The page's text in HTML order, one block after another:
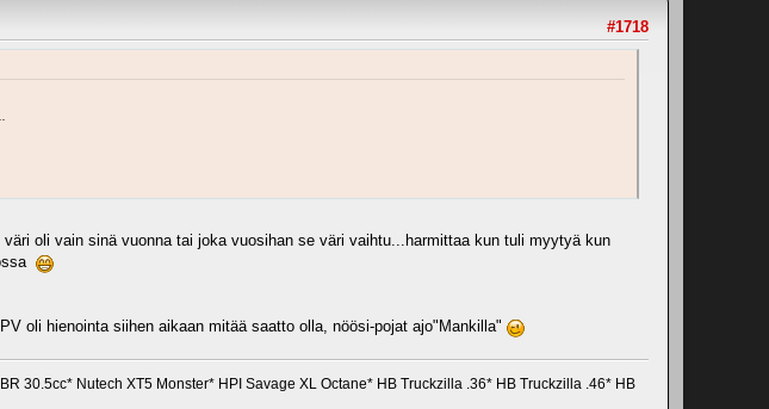
#1718
oli vain sinä vuonna tai joka vuosihan se väri vaihtu...harmittaa kun tuli myytyä kun
oli hienointa siihen aikaan mitää saatto olla, nöösi-pojat ajo"Mankilla"
30.5cc* Nutech XT5 Monster* HPI Savage XL Octane* HB Truckzilla .36* HB Truckzilla .46* HB